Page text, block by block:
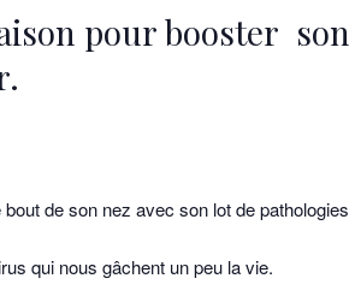
pour booster son
de son nez avec son lot de pathologies
qui nous gâchent un peu la vie.